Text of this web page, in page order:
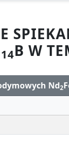
14B W
Nd2